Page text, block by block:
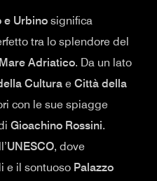
e Urbino significa
tra lo splendore del
Mare Adriatico. Da un lato
Cultura e Città della
con le sue spiagge
Gioachino Rossini.
UNESCO, dove
e il sontuoso Palazzo